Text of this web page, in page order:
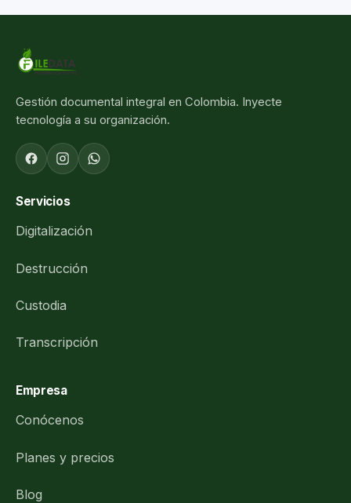
Gestión documental integral en Colombia. Inyecte
tecnología a su organización.
Servicios
Digitalización
Destrucción
Custodia
Transcripción
Empresa
Conócenos
Planes y precios
Blog